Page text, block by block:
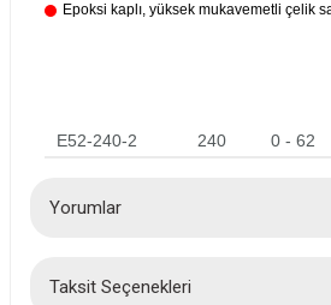
Epoksi kaplı, yüksek mukavemetli çelik
E52-240-2 240 0 - 62
Yorumlar
Taksit Seçenekleri